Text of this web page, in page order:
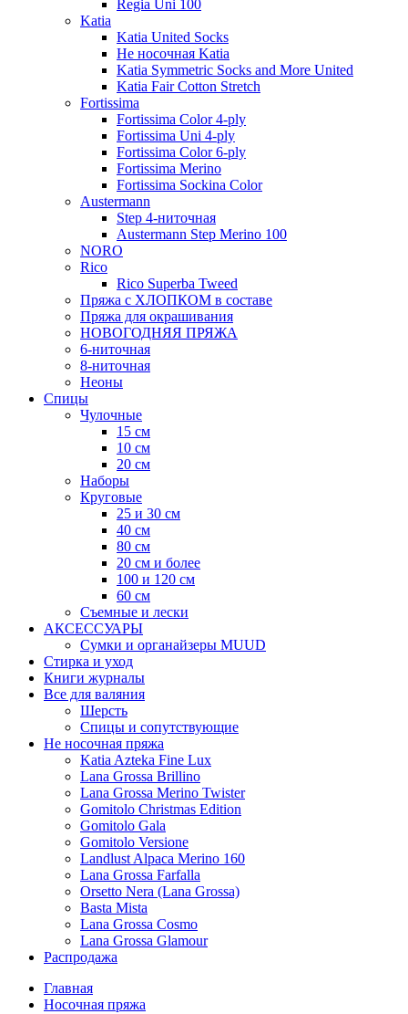
Regia Uni 100
Katia
Katia United Socks
Не носочная Katia
Katia Symmetric Socks and More United
Katia Fair Cotton Stretch
Fortissima
Fortissima Color 4-ply
Fortissima Uni 4-ply
Fortissima Color 6-ply
Fortissima Merino
Fortissima Sockina Color
Austermann
Step 4-ниточная
Austermann Step Merino 100
NORO
Rico
Rico Superba Tweed
Пряжа с ХЛОПКОМ в составе
Пряжа для окрашивания
НОВОГОДНЯЯ ПРЯЖА
6-ниточная
8-ниточная
Неоны
Спицы
Чулочные
15 см
10 см
20 см
Наборы
Круговые
25 и 30 см
40 см
80 см
20 см и более
100 и 120 см
60 см
Съемные и лески
АКСЕССУАРЫ
Сумки и органайзеры MUUD
Стирка и уход
Книги журналы
Все для валяния
Шерсть
Спицы и сопутствующие
Не носочная пряжа
Katia Azteka Fine Lux
Lana Grossa Brillino
Lana Grossa Merino Twister
Gomitolo Christmas Edition
Gomitolo Gala
Gomitolo Versione
Landlust Alpaca Merino 160
Lana Grossa Farfalla
Orsetto Nera (Lana Grossa)
Basta Mista
Lana Grossa Cosmo
Lana Grossa Glamour
Распродажа
Главная
Носочная пряжа